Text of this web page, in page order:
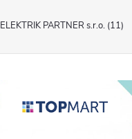
ELEKTRIK PARTNER s.r.o. 11